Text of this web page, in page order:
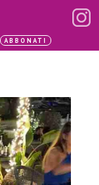
ABBONATI